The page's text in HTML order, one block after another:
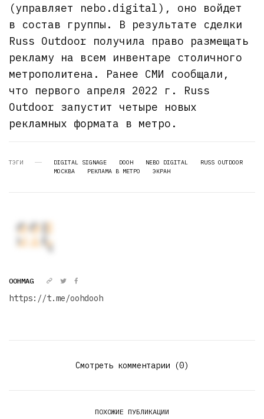
(управляет nebo.digital), оно войдет
в состав группы. В результате сделки
Russ Outdoor получила право размещать
рекламу на всем инвентаре столичного
метрополитена. Ранее СМИ сообщали,
что первого апреля 2022 г. Russ
Outdoor запустит четыре новых
рекламных формата в метро.
ТЭГИ DIGITAL SIGNAGE DOOH NEBO DIGITAL
RUSS OUTDOOR
МОСКВА
РЕКЛАМА В МЕТРО ЭКРАН
OOHMAG
https://t.me/oohdooh
Смотреть комментарии (0)
ПОХОЖИЕ ПУБЛИКАЦИИ